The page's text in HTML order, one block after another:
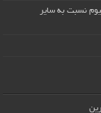
نسبت به سایر